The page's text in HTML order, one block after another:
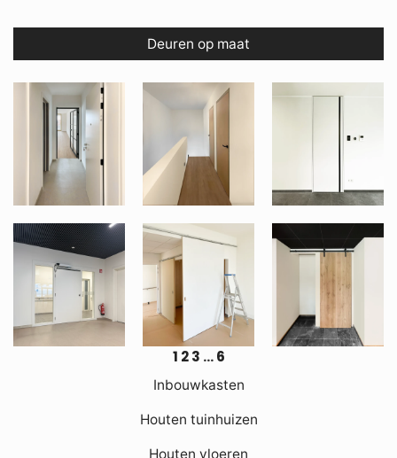
Deuren op maat
Inbouwkasten
Houten tuinhuizen
Houten vloeren
1 2 3 … 6